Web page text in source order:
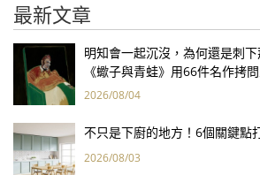
最新文章
明知會一起沉沒，為何還是刺
《蠍子與青蛙》用66件名作拷
2026/08/04
不只是下廚的地方！6個關鍵點
2026/08/03